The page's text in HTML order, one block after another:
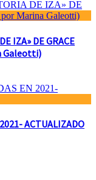
IZA» DE GRACE
Galeotti)
ACTUALIZADO